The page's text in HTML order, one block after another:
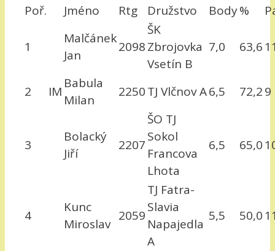
Poř.
Jméno Rtg Družstvo Body%
1
Malčánek
Jan
2098
ŠK
Zbrojovka
Vsetín B
7,0 63,6
2 IM
Babula
Milan
2250TJ Vlčnov A6,5 72,29
3
Bolacký
Jiří
2207
ŠO TJ
Sokol
Francova
Lhota
6,5 65,0
4
Kunc
Miroslav
2059
TJ Fatra-
Slavia
Napajedla
A
5,5 50,0